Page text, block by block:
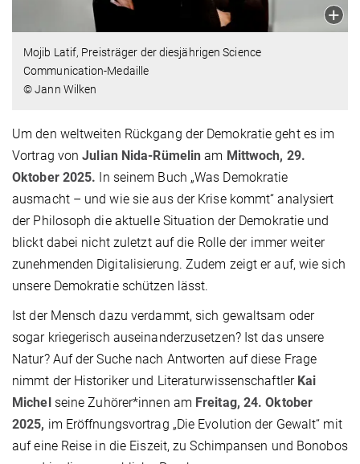
Mojib Latif, Preisträger der diesjährigen Science
Communication-Medaille
© Jann Wilken
Um den weltweiten Rückgang der Demokratie geht es im
Vortrag vonJulian Nida-Rümelin am Mittwoch, 29.
Oktober 2025. In seinem Buch „Was Demokratie
ausmacht – und wie sie aus der Krise kommt“ analysiert
der Philosoph die aktuelle Situation der Demokratie und
blickt dabei nicht zuletzt auf die Rolle der immer weiter
zunehmenden Digitalisierung. Zudem zeigt er auf, wie sich
unsere Demokratie schützen lässt.
Ist der Mensch dazu verdammt, sich gewaltsam oder
sogar kriegerisch auseinanderzusetzen? Ist das unsere
Natur? Auf der Suche nach Antworten auf diese Frage
nimmt der Historiker und Literaturwissenschaftler Kai
Michelseine Zuhörer*innen am Freitag, 24. Oktober
2025, im Eröffnungsvortrag „Die Evolution der Gewalt“ mit
auf eine Reise in die Eiszeit, zu Schimpansen und Bonobos